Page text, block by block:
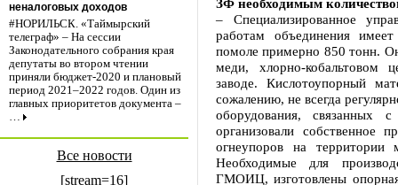
неналоговых доходов
#НОРИЛЬСК. «Таймырский
телеграф» – На сессии
Законодательного собрания края
депутаты во втором чтении
приняли бюджет-2020 и плановый
период 2021–2022 годов. Один из
главных приоритетов документа –
…
Все новости
[stream=16]
ЗФ необходимым
– Специализированное
работам объединения
помоле примерно 850 тонн. Он
меди, хлорно-кобальтовом
заводе. Кислотоупорный
сожалению, не всегда
оборудования, связанных
организовали собственное
огнеупоров на
Необходимые для
ГМОИЦ, изготовлены